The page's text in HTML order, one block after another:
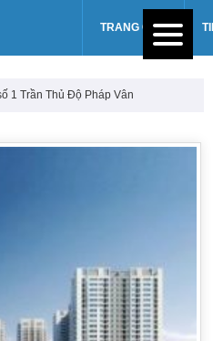
TRANG CHỦ
1 Trần Thủ Độ Pháp Vân